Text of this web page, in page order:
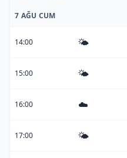
7 AĞU CUM
14:00 🌤️
15:00 🌤️
16:00 ☁️
17:00 🌤️